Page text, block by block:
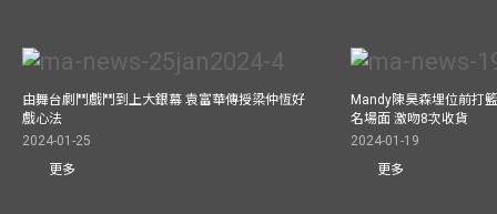
由舞台劇鬥戲鬥到上大銀幕 袁富華傳授梁仲恆好
戲心法
2024-01-25
更多
Mandy陳昊森埋位前打
名場面 激吻8次收貨
2024-01-19
更多